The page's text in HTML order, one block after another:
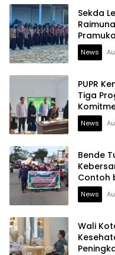
Sekda
News
PUPR
Tiga
News
Bende
Contoh
News
Wali